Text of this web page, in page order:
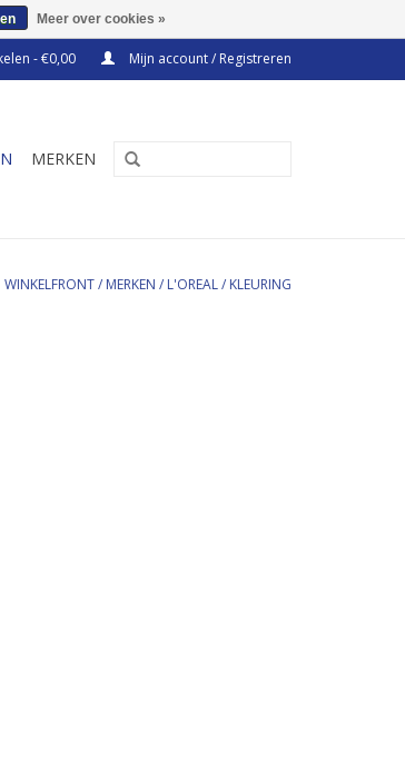
- €0,00 Mijn account / Registreren
MERKEN
WINKELFRONT/ MERKEN / L'OREAL/ KLEURING
Meer over cookies »